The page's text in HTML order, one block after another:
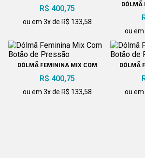
R$ 400,75
ou em 3x de R$ 133,58
DÓLMÃ
ou em
DÓLMÃ FEMININA MIX COM
R$ 400,75
ou em 3x de R$ 133,58
DÓLMÃ
ou em